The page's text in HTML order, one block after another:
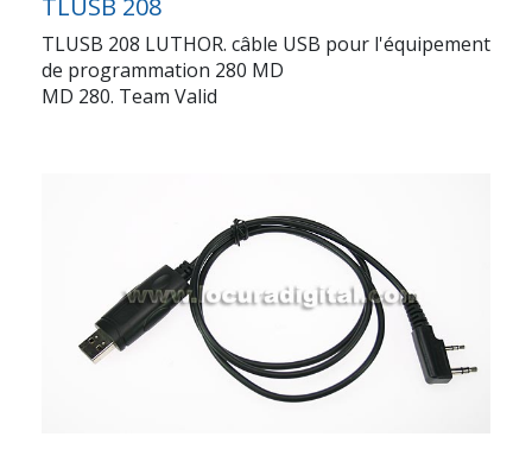
TLUSB 208 LUTHOR. câble USB pour l'équipement
de programmation 280 MD
MD 280. Team Valid